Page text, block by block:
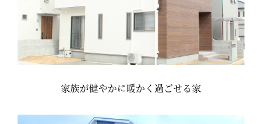
家族が健やかに暖かく過ごせる家